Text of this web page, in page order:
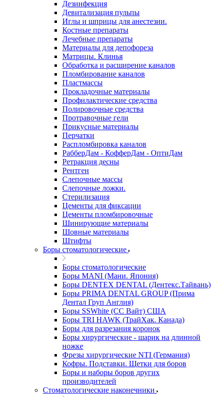
Дезинфекция
Девитализация пульпы
Иглы и шприцы для анестезии.
Костные препараты
Лечебные препараты
Материалы для депофореза
Матрицы. Клинья
Обработка и расширение каналов
Пломбирование каналов
Пластмассы
Прокладочные материалы
Профилактические средства
Полировочные средства
Протравочные гели
Прикусные материалы
Перчатки
Распломбировка каналов
РабберДам - КофферДам - ОптиДам
Ретракция десны
Рентген
Слепочные массы
Слепочные ложки.
Стерилизация
Цементы для фиксации
Цементы пломбировочные
Шинирующие материалы
Шовные материалы
Штифты
Боры стоматологические
Боры стоматологические
Боры MANI (Мани. Япония)
Боры DENTEX DENTAL (Дентекс.Тайвань)
Боры PRIMA DENTAL GROUP (Прима
Дентал Груп Англия)
Боры SSWhite (СС Вайт) США
Боры TRI HAWK (ТрайХак. Канада)
Боры для разрезания коронок
Боры хирургические - шарик на длинной
ножке
Фрезы хирургические NTI (Германия)
Кофры. Подставки. Щетки для боров
Боры и наборы боров других
производителей
Стоматологические наконечники